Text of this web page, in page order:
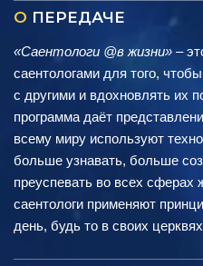
О ПЕРЕДАЧЕ
«Саентологи @в жизни» –
саентологами для того,
с другими и вдохновлять их
программа даёт
всему миру используют
больше узнавать, больше
преуспевать во всех сферах
саентологи применяют
день, будь то в своих